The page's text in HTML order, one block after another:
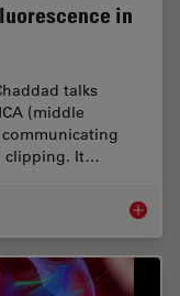
in
talks
(middle
clipping. It…